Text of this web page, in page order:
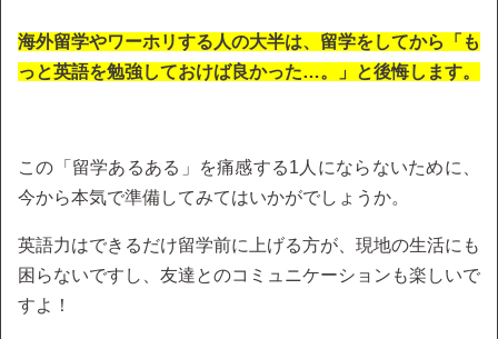
海外留学やワーホリする人の大半は、留学をしてから「も
っと英語を勉強しておけば良かった…。」と後悔します。
この「留学あるある」を痛感する1人にならないために、
今から本気で準備してみてはいかがでしょうか。
英語力はできるだけ留学前に上げる方が、現地の生活にも
困らないですし、友達とのコミュニケーションも楽しいで
すよ！